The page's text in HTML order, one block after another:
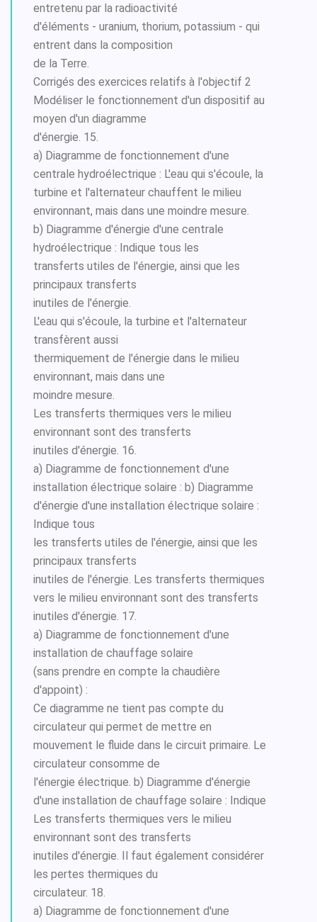
entretenu par la radioactivité
d'éléments - uranium, thorium, potassium - qui
entrent dans la composition
de la Terre.
Corrigés des exercices relatifs à l'objectif 2
Modéliser le fonctionnement d'un dispositif au
moyen d'un diagramme
d'énergie. 15.
a) Diagramme de fonctionnement d'une
centrale hydroélectrique : L'eau qui s'écoule, la
turbine et l'alternateur chauffent le milieu
environnant, mais dans une moindre mesure.
b) Diagramme d'énergie d'une centrale
hydroélectrique : Indique tous les
transferts utiles de l'énergie, ainsi que les
principaux transferts
inutiles de l'énergie.
L'eau qui s'écoule, la turbine et l'alternateur
transfèrent aussi
thermiquement de l'énergie dans le milieu
environnant, mais dans une
moindre mesure.
Les transferts thermiques vers le milieu
environnant sont des transferts
inutiles d'énergie. 16.
a) Diagramme de fonctionnement d'une
installation électrique solaire : b) Diagramme
d'énergie d'une installation électrique solaire :
Indique tous
les transferts utiles de l'énergie, ainsi que les
principaux transferts
inutiles de l'énergie. Les transferts thermiques
vers le milieu environnant sont des transferts
inutiles d'énergie. 17.
a) Diagramme de fonctionnement d'une
installation de chauffage solaire
(sans prendre en compte la chaudière
d'appoint) :
Ce diagramme ne tient pas compte du
circulateur qui permet de mettre en
mouvement le fluide dans le circuit primaire. Le
circulateur consomme de
l'énergie électrique. b) Diagramme d'énergie
d'une installation de chauffage solaire : Indique
Les transferts thermiques vers le milieu
environnant sont des transferts
inutiles d'énergie. Il faut également considérer
les pertes thermiques du
circulateur. 18.
a) Diagramme de fonctionnement d'une